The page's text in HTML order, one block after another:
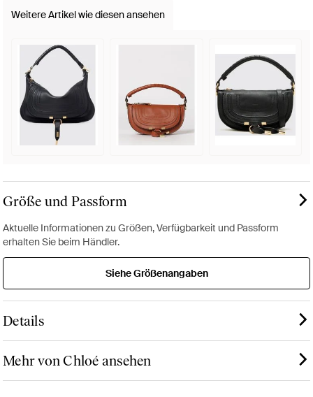
Weitere Artikel wie diesen ansehen
Größe und Passform
Aktuelle Informationen zu Größen, Verfügbarkeit und Passform
erhalten Sie beim Händler.
Siehe Größenangaben
Details
Mehr von Chloé ansehen